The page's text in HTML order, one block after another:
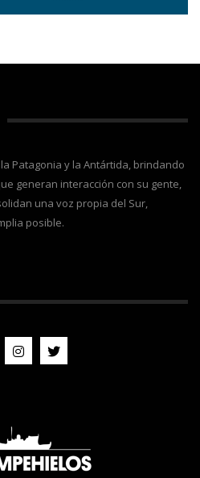
Patagonia y la Antártida, brindando
generan interacción con su gente,
una voz propia del Sur,
posible.